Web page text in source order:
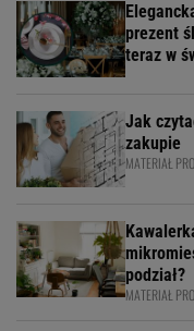
prezent
teraz w
Jak
zakupie
MATERIAŁ
podział?
MATERIAŁ